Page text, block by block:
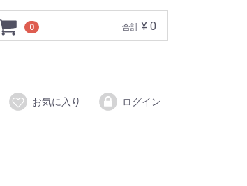
0 合計 ¥ 0
お気に入り ログイン